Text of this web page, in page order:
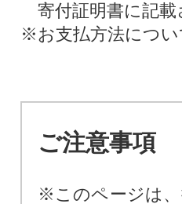
寄付証明書に記
※お支払方法につい
ご注意事項
※このページは